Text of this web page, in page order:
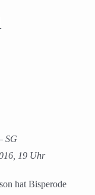
SG
19 Uhr
hat Bisperode